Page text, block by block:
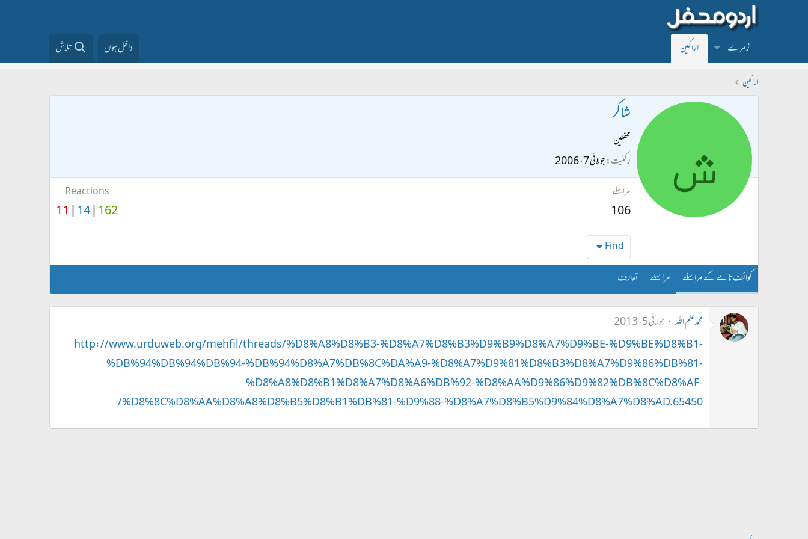
زمرے اراکین داخل ہوں تلاش
اراکین
ش
شاکر
محفلین
رکنیت جولائی 7، 2006
مراسلے
106
Reactions
162
14
11
Find
کوائف نامے کے مراسلے مراسلے تعارف
محمد علم اللہ
جولائی 5، 2013
http://www.urduweb.org/mehfil/threads/%D8%A8%D8%B3-%D8%A7%D8%B3%D9%B9%D8%A7%D9%BE-%D9%BE%D8%B1-
%DB%94%DB%94%DB%94-%DB%94%D8%A7%DB%8C%DA%A9-%D8%A7%D9%81%D8%B3%D8%A7%D9%86%DB%81-
%D8%A8%D8%B1%D8%A7%D8%A6%DB%92-%D8%AA%D9%86%D9%82%DB%8C%D8%AF-
%D8%8C%D8%AA%D8%A8%D8%B5%D8%B1%DB%81-%D9%88-%D8%A7%D8%B5%D9%84%D8%A7%D8%AD.65450/